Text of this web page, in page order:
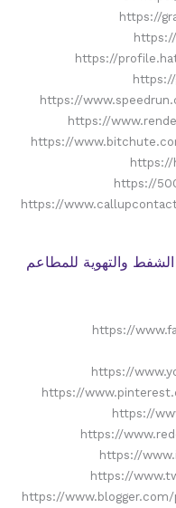
https://
https://
https://
https://
https://
https://
https://
https://
والتهوية للمطاعم
https://
https://
https://
https://
https://
https://
https://
https://www.blogger.com/